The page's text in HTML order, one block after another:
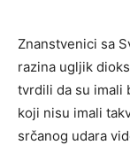
Znanstvenici sa
razina ugljik
tvrdili da su imali
koji nisu imali
srčanog udara